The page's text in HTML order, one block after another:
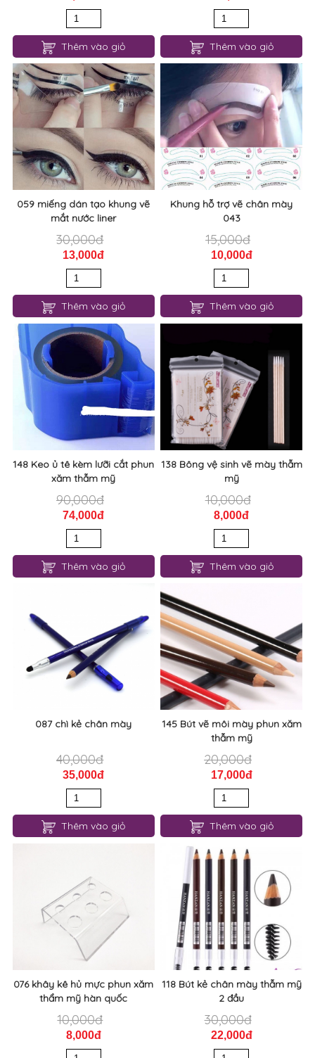
Thêm vào giỏ Thêm vào giỏ
059 miếng dán tạo khung vẽ
mắt nước liner
30,000đ
13,000đ
Thêm vào giỏ
Khung hỗ trợ vẽ chân mày
043
15,000đ
10,000đ
Thêm vào giỏ
148 Keo ủ tê kèm lưỡi cắt phun
xăm thẫm mỹ
90,000đ
74,000đ
Thêm vào giỏ
138 Bông vệ sinh vẽ mày thẫm
mỹ
10,000đ
8,000đ
Thêm vào giỏ
087 chì kẻ chân mày
40,000đ
35,000đ
Thêm vào giỏ
145 Bút vẽ môi mày phun xăm
thẫm mỹ
20,000đ
17,000đ
Thêm vào giỏ
076 khây kê hủ mực phun xăm
thẩm mỹ hàn quốc
10,000đ
8,000đ
118 Bút kẻ chân mày thẫm mỹ
2 đầu
30,000đ
22,000đ